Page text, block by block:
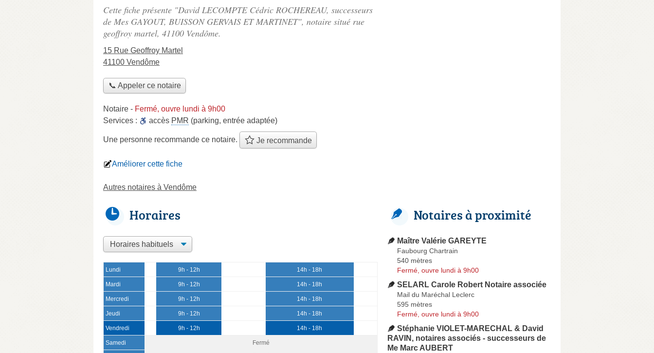
Cette fiche présente "David LECOMPTE Cédric ROCHEREAU, successeurs
de Mes GAYOUT, BUISSON GERVAIS ET MARTINET", notaire situé rue
geoffroy martel, 41100 Vendôme.
15 Rue Geoffroy Martel
41100 Vendôme
📞 Appeler ce notaire
Notaire - Fermé, ouvre lundi à 9h00
Services :
accès PMR (parking, entrée adaptée)
Une personne recommande ce notaire. Je recommande
Améliorer cette fiche
Autres notaires à Vendôme
Horaires
Lundi 9h - 12h 14h - 18h
Mardi 9h - 12h 14h - 18h
Mercredi 9h - 12h 14h - 18h
Jeudi 9h - 12h 14h - 18h
Vendredi 9h - 12h 14h - 18h
Samedi Fermé
Notaires à proximité
Maître Valérie GAREYTE
Faubourg Chartrain
540 mètres
Fermé, ouvre lundi à 9h00
SELARL Carole Robert Notaire associée
Mail du Maréchal Leclerc
595 mètres
Fermé, ouvre lundi à 9h00
Stéphanie VIOLET-MARECHAL & David
RAVIN, notaires associés - successeurs de
Me Marc AUBERT